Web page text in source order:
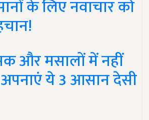
के लिए नवाचार को
और मसालों में नहीं
ये 3 आसान देसी